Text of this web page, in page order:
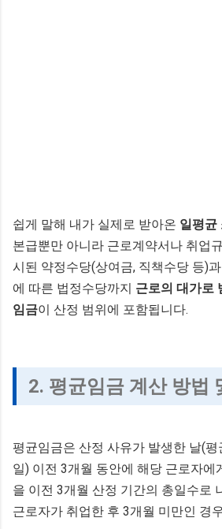
쉽게 말해 내가 실제로 받아온 일평균
본급뿐만 아니라 근로계약서나 취업
시된 약정수당(상여금, 직책수당 등)과
에 따른 법정수당까지 근로의 대가로
임금이 산정 범위에 포함됩니다.
2. 평균임금 계산 방법
평균임금은 산정 사유가 발생한 날(
일) 이전 3개월 동안에 해당 근로자에
을 이전 3개월 산정 기간의 총일수로
근로자가 취업한 후 3개월 미만인 경